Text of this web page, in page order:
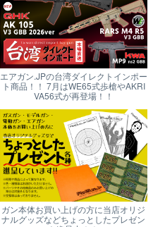
エアガン.JPの台湾ダイレクトインポー
ト商品！！ 7月はWE65式歩槍やAKRI
VA56式が再登場！！
ガン本体お買い上げの方に当店オリジ
ナルグッズなどちょっとしたプレゼン